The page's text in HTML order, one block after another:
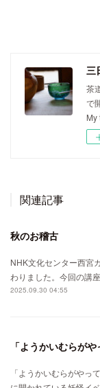
三
茶
で
My
関連記事
秋のお稽古
NHK文化センター西宮
わりました。今回の講
2025.09.30 04:55
「ようかいむらが
「ようかいむらがやっ